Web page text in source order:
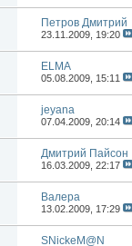
Петров Дмитрий
23.11.2009, 19:20
ELMA
05.08.2009, 15:11
jeyana
07.04.2009,20:14
Дмитрий Пайсон
16.03.2009,22:17
Валера
13.02.2009, 17:29
SNickeM@N